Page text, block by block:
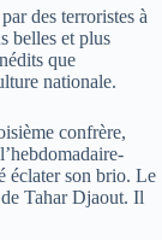
des terroristes à
belles et plus
que
nationale.
confrère,
éclater son brio. Le
Tahar Djaout. Il